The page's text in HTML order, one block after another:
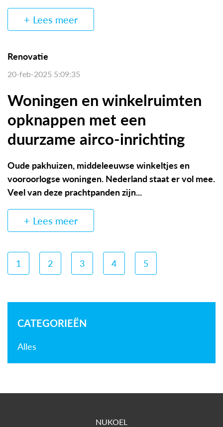
Lees meer
Renovatie
20-feb-2025 5:09:35
Woningen en winkelruimten
opknappen met een
duurzame airco-inrichting
Oude pakhuizen, middeleeuwse winkeltjes en
vooroorlogse woningen. Nederland staat er vol mee.
Veel van deze prachtpanden zijn...
Lees meer
1 2 3 4 5
CATEGORIEËN
Alles
NUKOEL